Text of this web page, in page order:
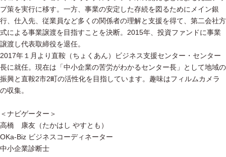
プ策を実行に移す。一方、事業の安定した存続を図るためにメイン銀
行、仕入先、従業員など多くの関係者の理解と支援を得て、第二会社方
式による事業譲渡を目指すことを決断。2015年、投資ファンドに事業
譲渡し代表取締役を退任。
2017年１月より直鞍（ちょくあん）ビジネス支援センター・センター
長に就任。現在は「中小企業の苦労がわかるセンター長」として地域の
振興と直鞍2市2町の活性化を目指しています。趣味はフィルムカメラ
の収集。
＜ナビゲーター＞
高橋 康友（たかはし やすとも）
OKa-Biz ビジネスコーディネーター
中小企業診断士